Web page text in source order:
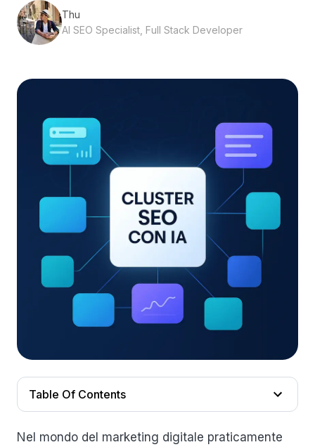
Thu
AI SEO Specialist, Full Stack Developer
Table Of Contents
Nel mondo del marketing digitale praticamente